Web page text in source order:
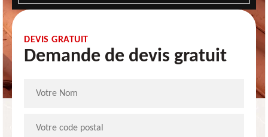
DEVIS GRATUIT
Demande de devis gratuit